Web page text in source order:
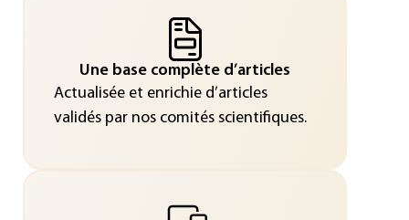
Une base complète d’articles
Actualisée et enrichie d’articles
validés par nos comités scientifiques.